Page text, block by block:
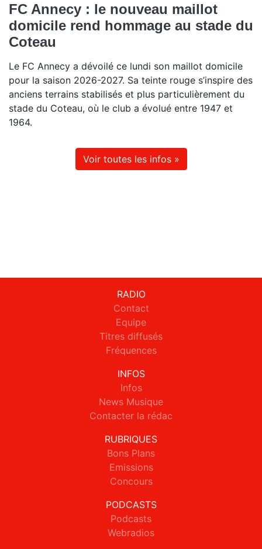
FC Annecy : le nouveau maillot
domicile rend hommage au stade du
Coteau
Le FC Annecy a dévoilé ce lundi son maillot domicile
pour la saison 2026-2027. Sa teinte rouge s’inspire des
anciens terrains stabilisés et plus particulièrement du
stade du Coteau, où le club a évolué entre 1947 et
1964.
Voir toutes les infos »
RADIO
Contact
Equipe
Titres diffusés
Fréquences
INFOS
Infos
News Musique
Contacter la rédac
RUBRIQUES
Bons Plans
Emissions
Concours
PODCASTS
Podcasts
Webradios